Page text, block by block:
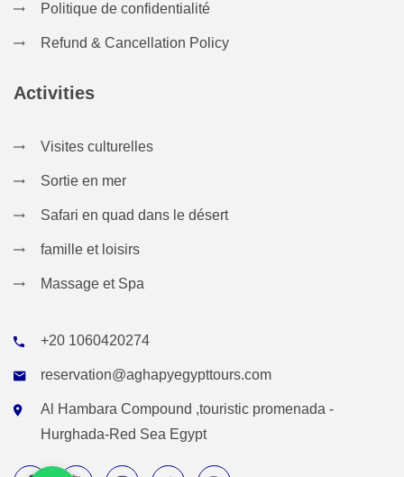
Politique de confidentialité
Refund & Cancellation Policy
Activities
Visites culturelles
Sortie en mer
Safari en quad dans le désert
famille et loisirs
Massage et Spa
+20 1060420274
reservation@aghapyegypttours.com
Al Hambara Compound ,touristic promenada -
Hurghada-Red Sea Egypt